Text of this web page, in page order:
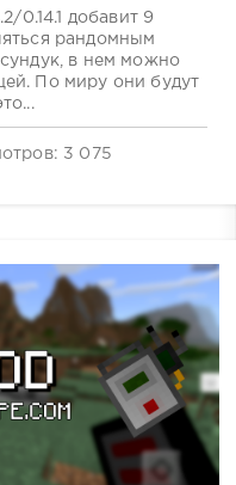
0.14.1 добавит 9
рандомным
в нем можно
По миру они будут
3 075